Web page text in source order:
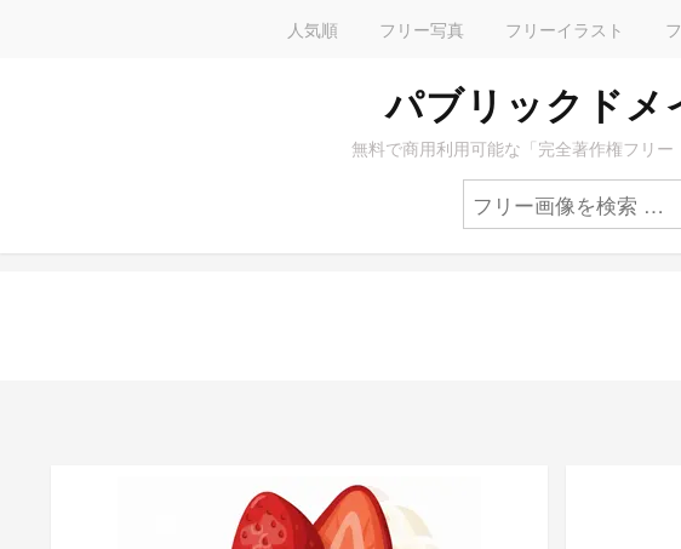
人気順 フリー写真 フリーイラスト
パブリックドメ
無料で商用利用可能な「完全著作権フリ